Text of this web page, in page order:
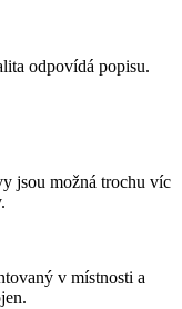
odpovídá popisu.
jsou možná trochu víc
v místnosti a